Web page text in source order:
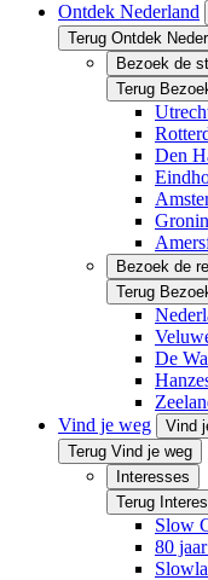
Ontdek Nederland
Terug Ontdek
Bezoek de
Terug
Den
Bezoek de
Terug
De
Vind je weg
Vind
Terug Vind je weg
Interesses
Terug
Slow
80